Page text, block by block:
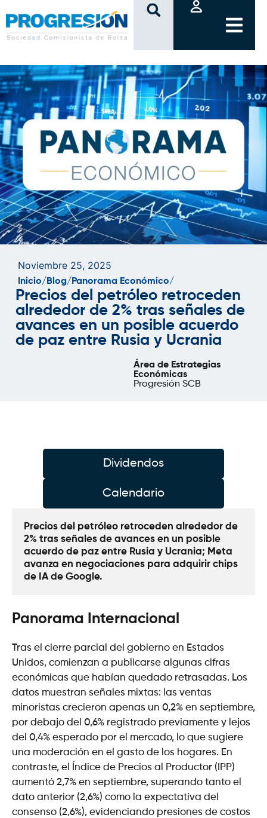
clic
Noviembre 25, 2025
Inicio/ Blog/ Panorama Económico/
Precios del petróleo retroceden
alrededor de 2% tras señales de
avances en un posible acuerdo
de paz entre Rusia y Ucrania
Área de Estrategias
Económicas
Progresión SCB
Dividendos
Calendario
Precios del petróleo retroceden alrededor de
2% tras señales de avances en un posible
acuerdo de paz entre Rusia y Ucrania; Meta
avanza en negociaciones para adquirir chips
de IA de Google.
Panorama Internacional
Tras el cierre parcial del gobierno en Estados
Unidos, comienzan a publicarse algunas cifras
económicas que habían quedado retrasadas. Los
datos muestran señales mixtas: las ventas
minoristas crecieron apenas un 0,2% en septiembre,
por debajo del 0,6% registrado previamente y lejos
del 0,4% esperado por el mercado, lo que sugiere
una moderación en el gasto de los hogares. En
contraste, el Índice de Precios al Productor (IPP)
aumentó 2,7% en septiembre, superando tanto el
dato anterior (2,6%) como la expectativa del
consenso (2,6%), evidenciando presiones de costos